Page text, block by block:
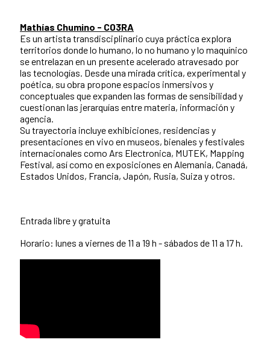
Mathías Chumino - C03RA
Es un artista transdisciplinario cuya práctica explora
territorios donde lo humano, lo no humano y lo maquínico
se entrelazan en un presente acelerado atravesado por
las tecnologías. Desde una mirada crítica, experimental y
poética, su obra propone espacios inmersivos y
conceptuales que expanden las formas de sensibilidad y
cuestionan las jerarquías entre materia, información y
agencia.
Su trayectoria incluye exhibiciones, residencias y
presentaciones en vivo en museos, bienales y festivales
internacionales como Ars Electronica, MUTEK, Mapping
Festival, así como en exposiciones en Alemania, Canadá,
Estados Unidos, Francia, Japón, Rusia, Suiza y otros.
Entrada libre y gratuita
Horario: lunes a viernes de 11 a 19 h - sábados de 11 a 17 h.